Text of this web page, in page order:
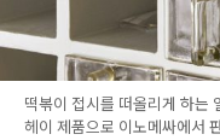
떡볶이 접시를 떠올리게 하는
헤이 제품으로 이노메싸에서